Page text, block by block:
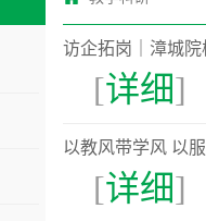
访企拓岗｜漳城
[详细]
以教风带学风 以
[详细]